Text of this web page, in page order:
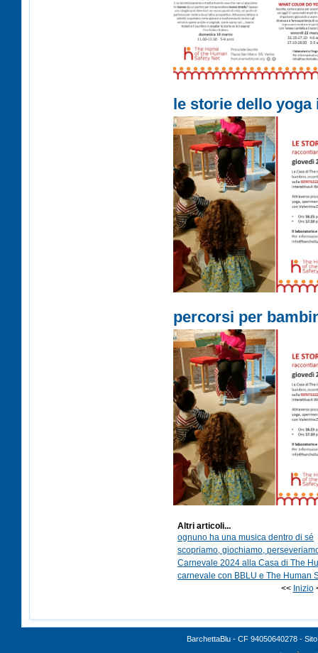
le storie dello yoga
percorsi per
Altri articoli...
ognuno ha una musica dentro di sé
scopriamo, giochiamo,
Carnevale 2024 alla Casa di The
carnevale con BBLU e The Human
<< Inizio
BarchettaBlu - CF 94050640278 -